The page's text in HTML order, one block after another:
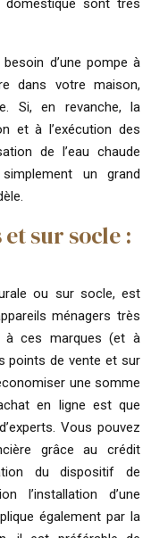
sont très
d’une pompe à
dans votre maison,
Si, en revanche, la
et à l’exécution des
de l’eau chaude
un grand
sur socle :
ou sur socle, est
ménagers très
à ces marques (et à
points de vente et sur
une somme
en ligne est que
Vous pouvez
grâce au crédit
du dispositif de
l’installation d’une
également par la